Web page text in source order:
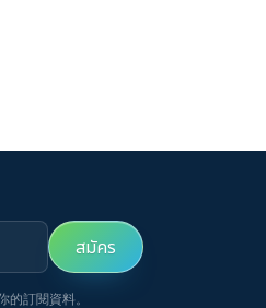
สมัคร
的訂閱資料。